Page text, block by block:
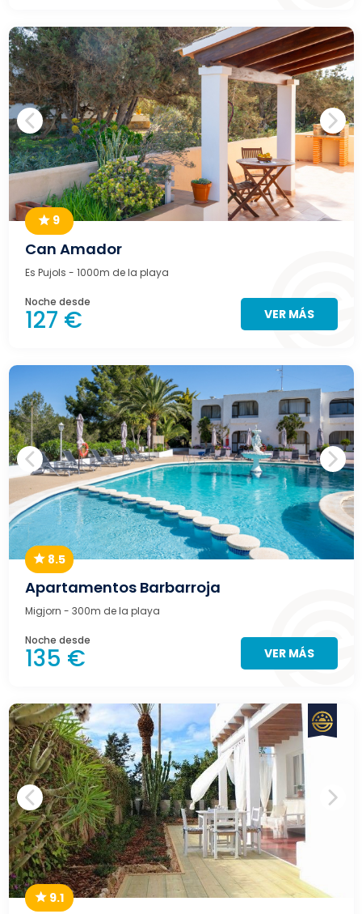
9
Can Amador
Es Pujols - 1000m de la playa
Noche desde
127 € VER MÁS
8.5
Apartamentos Barbarroja
Migjorn - 300m de la playa
Noche desde
135 € VER MÁS
9.1